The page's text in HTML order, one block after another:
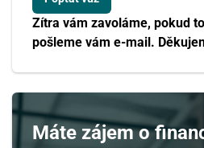
Zítra vám zavoláme, pokud
pošleme vám e-mail.
Máte zájem o